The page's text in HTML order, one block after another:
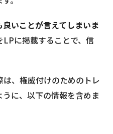
いことが言えてしまいま
に掲載することで、信
、権威付けのためのトレ
に、以下の情報を含めま